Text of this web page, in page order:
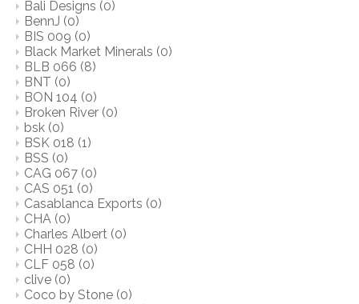
Bali Designs (0)
BennJ (0)
BIS 009 (0)
Black Market Minerals (0)
BLB 066 (8)
BNT (0)
BON 104 (0)
Broken River (0)
bsk (0)
BSK 018 (1)
BSS (0)
CAG 067 (0)
CAS 051 (0)
Casablanca Exports (0)
CHA (0)
Charles Albert (0)
CHH 028 (0)
CLF 058 (0)
clive (0)
Coco by Stone (0)